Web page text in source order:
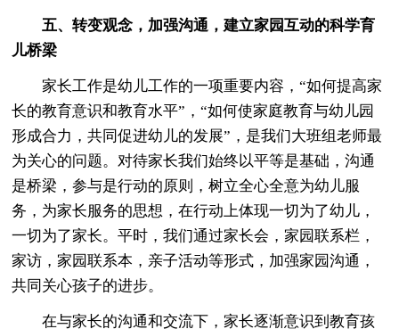
五、转变观念，加强沟通，建立家园互动的科学育
儿桥梁
家长工作是幼儿工作的一项重要内容，“如何提高家
长的教育意识和教育水平”，“如何使家庭教育与幼儿园
形成合力，共同促进幼儿的发展”，是我们大班组老师最
为关心的问题。对待家长我们始终以平等是基础，沟通
是桥梁，参与是行动的原则，树立全心全意为幼儿服
务，为家长服务的思想，在行动上体现一切为了幼儿，
一切为了家长。平时，我们通过家长会，家园联系栏，
家访，家园联系本，亲子活动等形式，加强家园沟通，
共同关心孩子的进步。
在与家长的沟通和交流下，家长逐渐意识到教育孩